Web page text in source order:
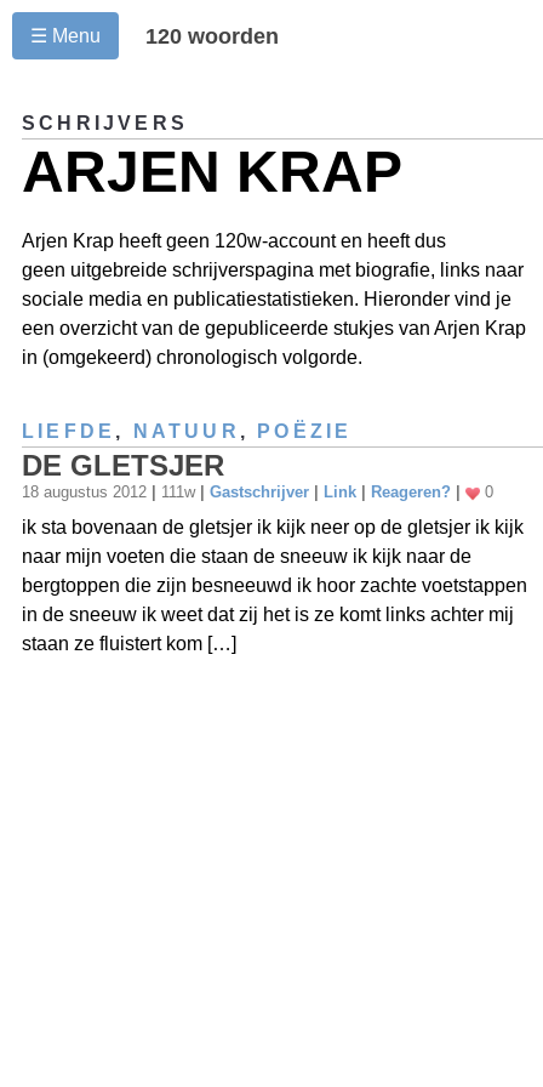
☰ Menu 120 woorden
SCHRIJVERS
ARJEN KRAP
Arjen Krap heeft geen 120w-account en heeft dus
geen uitgebreide schrijverspagina met biografie, links naar
sociale media en publicatiestatistieken. Hieronder vind je
een overzicht van de gepubliceerde stukjes van Arjen Krap
in (omgekeerd) chronologisch volgorde.
LIEFDE , NATUUR , POËZIE
DE GLETSJER
18 augustus 2012 111w Gastschrijver Link Reageren? 0
ik sta bovenaan de gletsjer ik kijk neer op de gletsjer ik kijk
naar mijn voeten die staan de sneeuw ik kijk naar de
bergtoppen die zijn besneeuwd ik hoor zachte voetstappen
in de sneeuw ik weet dat zij het is ze komt links achter mij
staan ze fluistert kom […]